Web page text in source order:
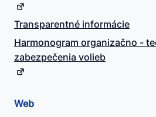
Transparentné informácie
Harmonogram organizačno -
zabezpečenia volieb
Web